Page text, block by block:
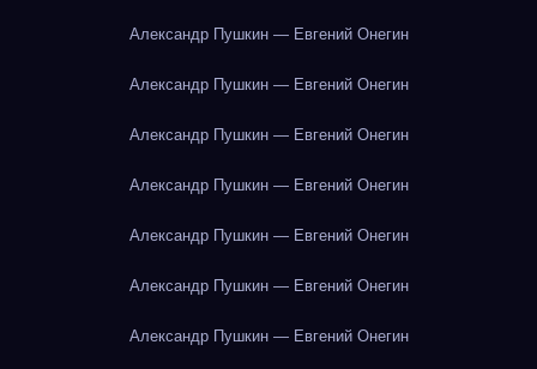
Александр Пушкин — Евгений Онегин
Александр Пушкин — Евгений Онегин
Александр Пушкин — Евгений Онегин
Александр Пушкин — Евгений Онегин
Александр Пушкин — Евгений Онегин
Александр Пушкин — Евгений Онегин
Александр Пушкин — Евгений Онегин